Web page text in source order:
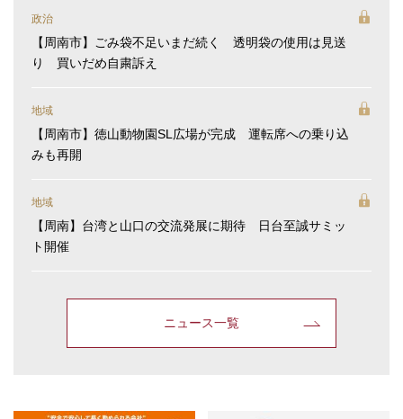
政治
【周南市】ごみ袋不足いまだ続く 透明袋の使用は見送
り 買いだめ自粛訴え
地域
【周南市】徳山動物園SL広場が完成 運転席への乗り込
みも再開
地域
【周南】台湾と山口の交流発展に期待 日台至誠サミッ
ト開催
ニュース一覧